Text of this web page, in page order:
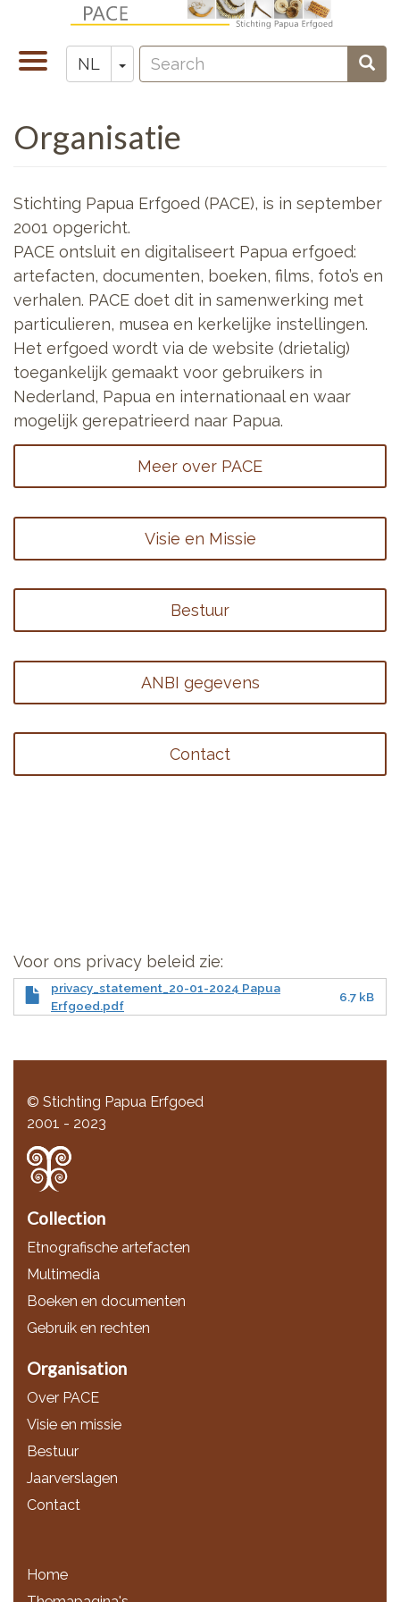
naar
gaan
Navigatie
wisselen
NL Toggle Dropdown
Zoeken
Search
Organisatie
Stichting Papua Erfgoed (PACE), is in september
2001 opgericht.
PACE ontsluit en digitaliseert Papua erfgoed:
artefacten, documenten, boeken, films, foto’s en
verhalen. PACE doet dit in samenwerking met
particulieren, musea en kerkelijke instellingen.
Het erfgoed wordt via de website (drietalig)
toegankelijk gemaakt voor gebruikers in
Nederland, Papua en internationaal en waar
mogelijk gerepatrieerd naar Papua.
Meer over PACE
Visie en Missie
Bestuur
ANBI gegevens
Contact
Voor ons privacy beleid zie:
privacy_statement_20-01-2024 Papua
Erfgoed.pdf
6.7 kB
© Stichting Papua Erfgoed
2001 - 2023
Collection
Etnografische artefacten
Multimedia
Boeken en documenten
Gebruik en rechten
Organisation
Over PACE
Visie en missie
Bestuur
Jaarverslagen
Contact
Home